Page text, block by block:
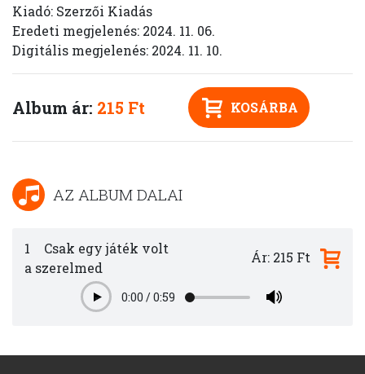
Kiadó: Szerzői Kiadás
Eredeti megjelenés: 2024. 11. 06.
Digitális megjelenés: 2024. 11. 10.
Album ár: 215 Ft KOSÁRBA
AZ ALBUM DALAI
1
Csak egy játék volt
a szerelmed
Play0:00 /0:59
Ár: 215 Ft